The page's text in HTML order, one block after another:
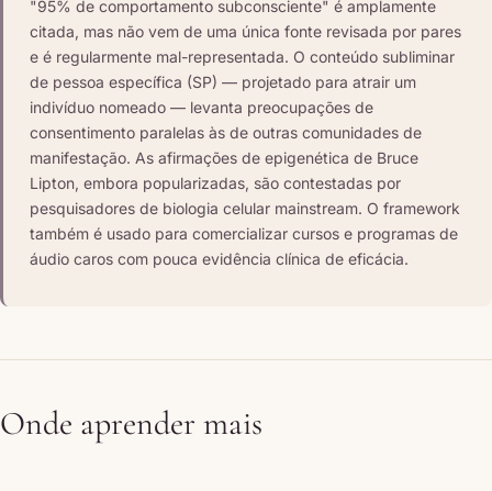
"95% de comportamento subconsciente" é amplamente
citada, mas não vem de uma única fonte revisada por pares
e é regularmente mal-representada. O conteúdo subliminar
de pessoa específica (SP) — projetado para atrair um
indivíduo nomeado — levanta preocupações de
consentimento paralelas às de outras comunidades de
manifestação. As afirmações de epigenética de Bruce
Lipton, embora popularizadas, são contestadas por
pesquisadores de biologia celular mainstream. O framework
também é usado para comercializar cursos e programas de
áudio caros com pouca evidência clínica de eficácia.
Onde aprender mais